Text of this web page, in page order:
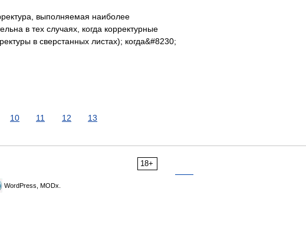
выполняемая наиболее
в тех случаях, когда корректурные
в сверстанных листах); когда&#8230;
10 11 12 13
18+
WordPress, MODx.